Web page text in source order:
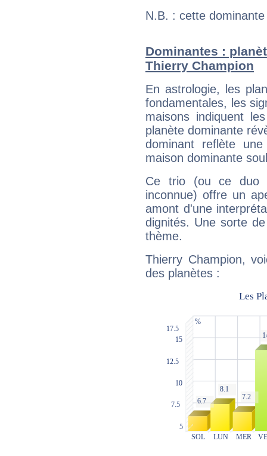
N.B. : cette
Dominantes :
Thierry Champion
En astrologie, les
fondamentales, les
maisons indiquent
planète dominante
dominant reflète
maison dominante
Ce trio (ou ce duo
inconnue) offre un
amont d'une
dignités. Une sorte
thème.
Thierry Champion,
des planètes :